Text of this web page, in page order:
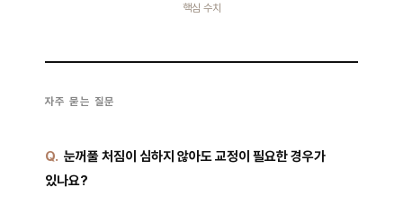
핵심 수치
자주 묻는 질문
Q. 눈꺼풀 처짐이 심하지 않아도 교정이 필요한 경우가
있나요?